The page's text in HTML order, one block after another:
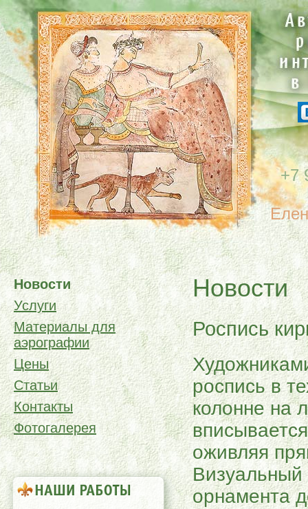
Новости
Роспись
роспись в
колонне на
оживляя
Визуальный
орнамента
Новости
Услуги
Материалы для
аэрографии
Цены
Статьи
Контакты
Фотогалерея
+7